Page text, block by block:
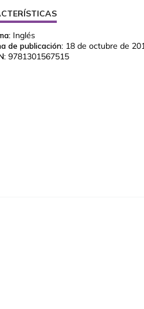
Inglés
de publicación: 18 de octubre de
9781301567515